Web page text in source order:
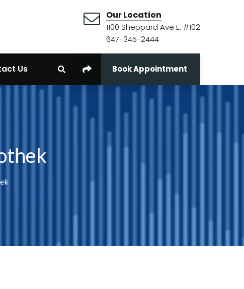
Our Location
1100 Sheppard Ave E. #102
647-345-2444
Us Book Appointment